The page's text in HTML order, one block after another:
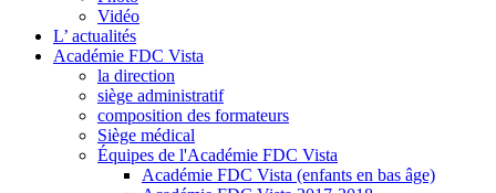
Vidéo
L’ actualités
Académie FDC Vista
la direction
siège administratif
composition des formateurs
Siège médical
Équipes de l'Académie FDC Vista
Académie FDC Vista (enfants en bas âge)